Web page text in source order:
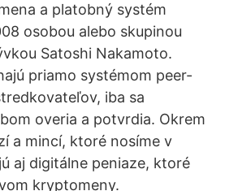
a platobný systém
osobou alebo skupinou
Satoshi Nakamoto.
priamo systémom peer-
iba sa
overia a potvrdia. Okrem
a mincí, ktoré nosíme v
aj digitálne peniaze, ktoré
kryptomeny.